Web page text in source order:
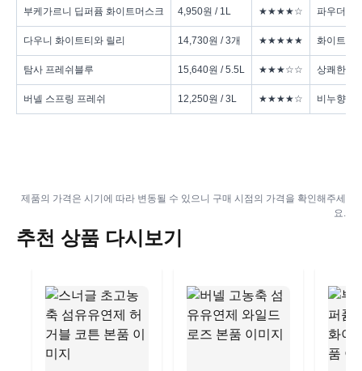
부케가르니 딥퍼퓸 화이트머스크 4,950원 / 1L ★★★★☆ 파우더+
다우니 화이트티와 릴리 14,730원 / 3개 ★★★★★ 화이트티
탐사 프레쉬블루 15,640원 / 5.5L ★★★☆☆ 상쾌한 블
버넬 스프링 프레쉬 12,250원 / 3L ★★★★☆ 비누향+
제품의 가격은 시기에 따라 변동될 수 있으니 구매 시점의 가격을 확인해주세
요.
추천 상품 다시보기